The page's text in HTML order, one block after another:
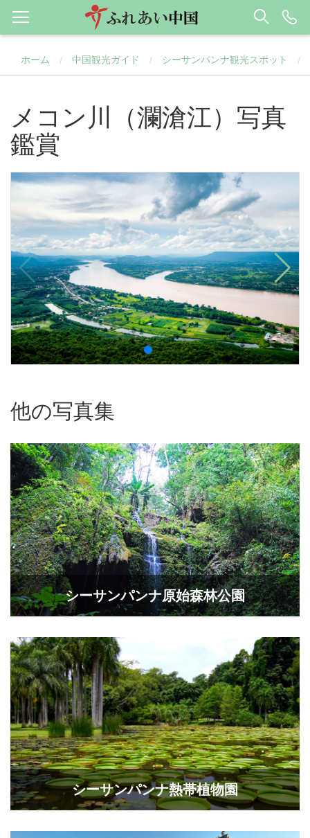
ホーム / 中国観光ガイド / シーサンパンナ観光スポット /
メコン川（瀾滄江）写真
鑑賞
他の写真集
シーサンパンナ原始森林公園
シーサンパンナ熱帯植物園